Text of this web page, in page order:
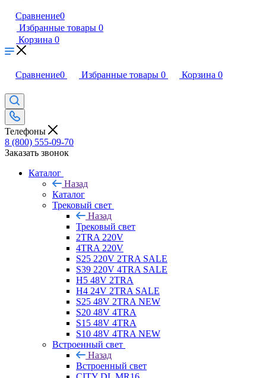
Сравнение0
Избранные товары 0
Корзина 0
Сравнение0 Избранные товары 0 Корзина 0
Телефоны
8 (800) 555-09-70
Заказать звонок
Каталог
Назад
Каталог
Трековый свет
Назад
Трековый свет
2TRA 220V
4TRA 220V
S25 220V 2TRA SALE
S39 220V 4TRA SALE
H5 48V 2TRA
H4 24V 2TRA SALE
S25 48V 2TRA NEW
S20 48V 4TRA
S15 48V 4TRA
S10 48V 4TRA NEW
Встроенный свет
Назад
Встроенный свет